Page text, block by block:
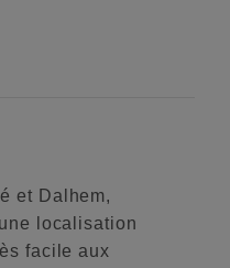
et Dalhem,
localisation
facile aux